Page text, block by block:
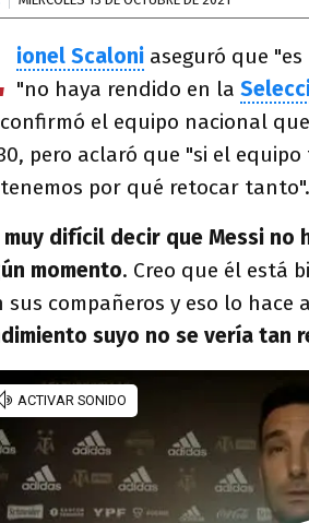
ionel Scaloni aseguró que
"no haya rendido en la
el equipo nacional
pero aclaró que "si el
por qué retocar tanto".
muy difícil decir que Messi no
momento. Creo que él está
sus compañeros y eso lo hace
suyo no se vería tan